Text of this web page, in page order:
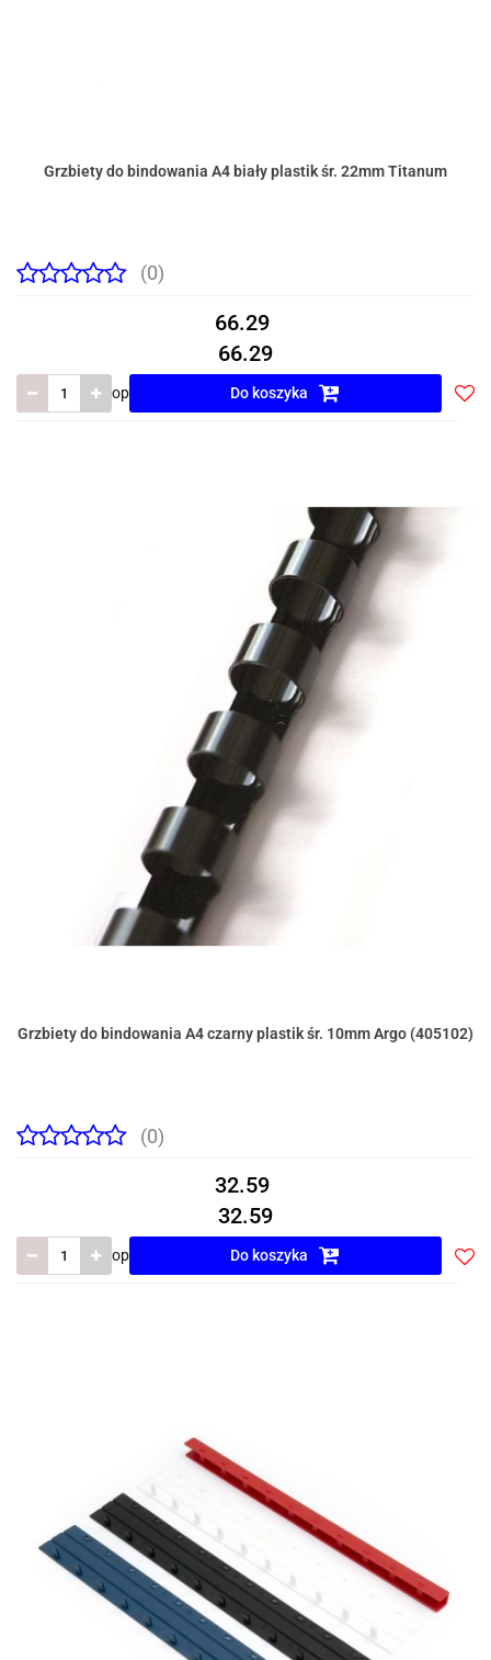
Grzbiety do bindowania A4 biały plastik śr. 22mm Titanum
(0)
66.29
66.29
op Do koszyka
Grzbiety do bindowania A4 czarny plastik śr. 10mm Argo (405102)
(0)
32.59
32.59
op Do koszyka